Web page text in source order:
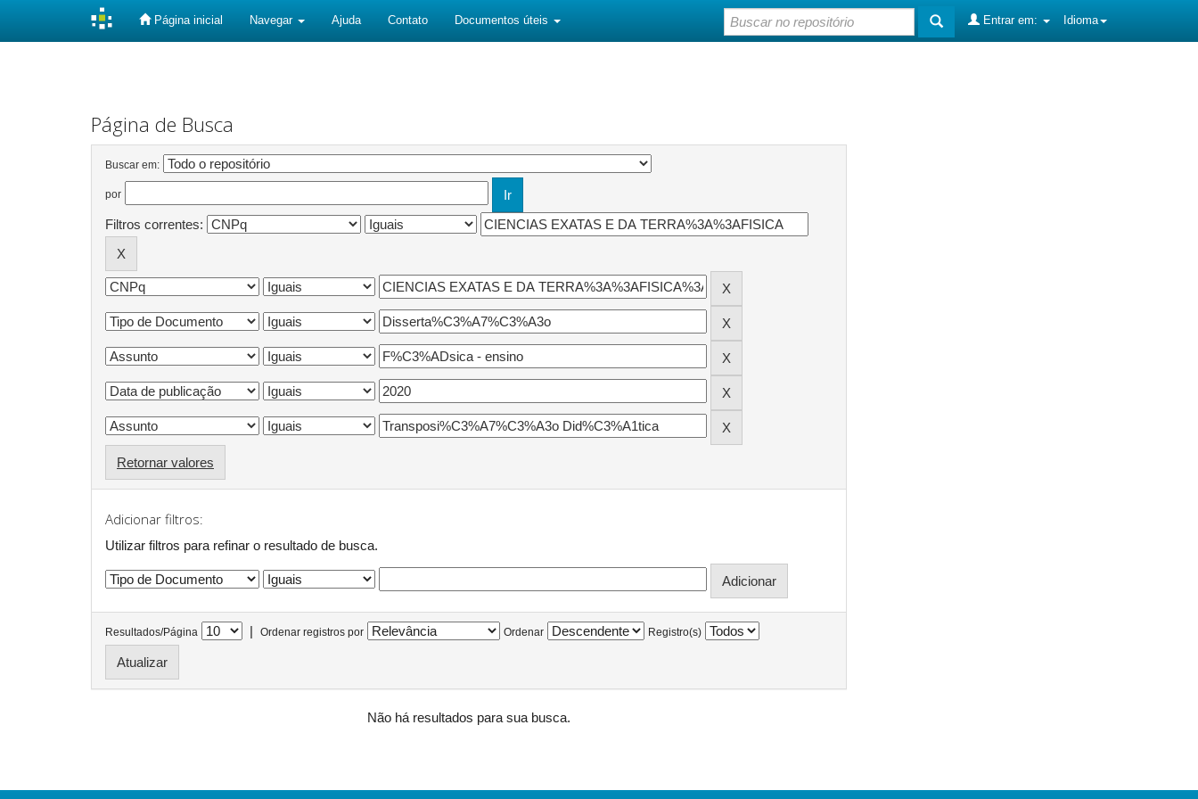
Página inicial Navegar Ajuda Contato Documentos úteis Idioma
Entrar em:
Página de Busca
Buscar em:
por
Filtros correntes:
Retornar valores
Adicionar filtros:
Utilizar filtros para refinar o resultado de busca.
Resultados/Página | Ordenar registros por Ordenar Registro(s)
Não há resultados para sua busca.